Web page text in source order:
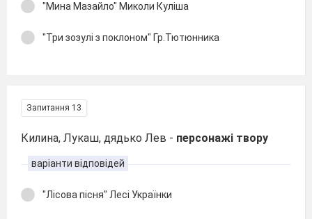
"Мина Мазайло" Миколи Куліша
"Три зозулі з поклоном" Гр.Тютюнника
Запитання 13
Килина, Лукаш, дядько Лев - персонажі твору
варіанти відповідей
"Лісова пісня" Лесі Українки